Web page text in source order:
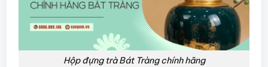
Hộp đựng trà Bát Tràng chính hãng